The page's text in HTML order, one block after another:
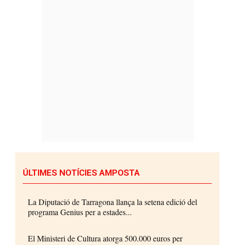
ÚLTIMES NOTÍCIES AMPOSTA
La Diputació de Tarragona llança la setena edició del
programa Genius per a estades...
El Ministeri de Cultura atorga 500.000 euros per